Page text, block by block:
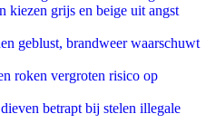
kiezen grijs en beige uit angst
geblust, brandweer waarschuwt
roken vergroten risico op
betrapt bij stelen illegale